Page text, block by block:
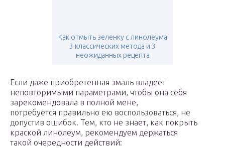
Как отмыть зеленку с линолеума
3 классических метода и 3
неожиданных рецепта
Если даже приобретенная эмаль владеет
неповторимыми параметрами, чтобы она себя
зарекомендовала в полной мене,
потребуется правильно ею воспользоваться, не
допустив ошибок. Тем, кто не знает, как покрыть
краской линолеум, рекомендуем держаться
такой очередности действий: